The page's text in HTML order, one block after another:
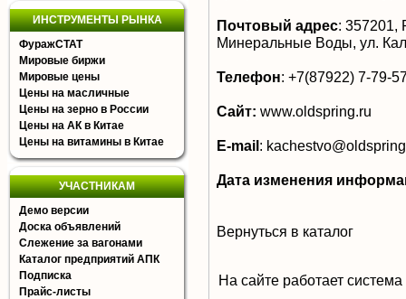
ИНСТРУМЕНТЫ РЫНКА
ФуражСТАТ
Мировые биржи
Мировые цены
Цены на масличные
Цены на зерно в России
Цены на АК в Китае
Цены на витамины в Китае
УЧАСТНИКАМ
Демо версии
Доска объявлений
Слежение за вагонами
Каталог предприятий АПК
Подписка
Прайс-листы
Почтовый адрес: 357201,
Минеральные Воды, ул.
Телефон: +7(87922) 7-79-
Сайт: www.oldspring.ru
E-mail:
Дата изменения
Вернуться в каталог
На сайте работает